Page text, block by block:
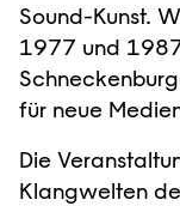
Sound-Kunst.
1977 und
für neue
Die
Klangwelten